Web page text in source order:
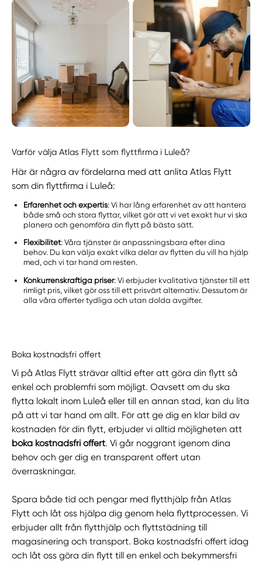
Varför välja Atlas Flytt som flyttfirma i Luleå?
Här är några av fördelarna med att anlita Atlas Flytt
som din flyttfirma i Luleå:
Erfarenhet och expertis: Vi har lång erfarenhet av att hantera
både små och stora flyttar, vilket gör att vi vet exakt hur vi ska
planera och genomföra din flytt på bästa sätt.
Flexibilitet: Våra tjänster är anpassningsbara efter dina
behov. Du kan välja exakt vilka delar av flytten du vill ha hjälp
med, och vi tar hand om resten.
Konkurrenskraftiga priser: Vi erbjuder kvalitativa tjänster till ett
rimligt pris, vilket gör oss till ett prisvärt alternativ. Dessutom är
alla våra offerter tydliga och utan dolda avgifter.
Boka kostnadsfri offert
Vi på Atlas Flytt strävar alltid efter att göra din flytt så
enkel och problemfri som möjligt. Oavsett om du ska
flytta lokalt inom Luleå eller till en annan stad, kan du lita
på att vi tar hand om allt. För att ge dig en klar bild av
kostnaden för din flytt, erbjuder vi alltid möjligheten att
boka kostnadsfri offert. Vi går noggrant igenom dina
behov och ger dig en transparent offert utan
överraskningar.
Spara både tid och pengar med flytthjälp från Atlas
Flytt och låt oss hjälpa dig genom hela flyttprocessen. Vi
erbjuder allt från flytthjälp och flyttstädning till
magasinering och transport. Boka kostnadsfri offert idag
och låt oss göra din flytt till en enkel och bekymmersfri